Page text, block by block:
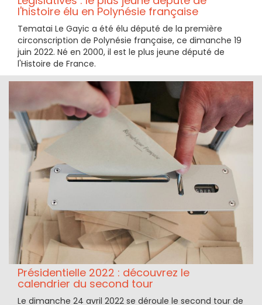
l'histoire élu en Polynésie française
Tematai Le Gayic a été élu député de la première
circonscription de Polynésie française, ce dimanche 19
juin 2022. Né en 2000, il est le plus jeune député de
l'Histoire de France.
Présidentielle 2022 : découvrez le
calendrier du second tour
Le dimanche 24 avril 2022 se déroule le second tour de